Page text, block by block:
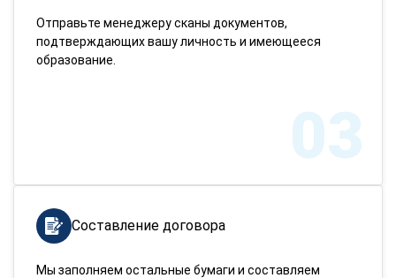
Отправьте менеджеру сканы документов,
подтверждающих вашу личность и имеющееся
образование.
03
Составление договора
Мы заполняем остальные бумаги и составляем